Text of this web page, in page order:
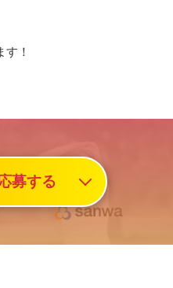
！
募する